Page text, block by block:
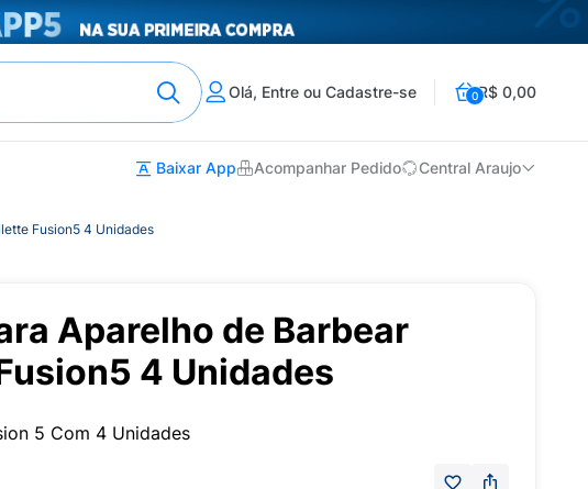
Olá, Entre ou Cadastre-se 0R$ 0,00
Baixar App Acompanhar Pedido Central Araujo
Fusion5 4 Unidades
Aparelho de Barbear
4 Unidades
5 Com 4 Unidades